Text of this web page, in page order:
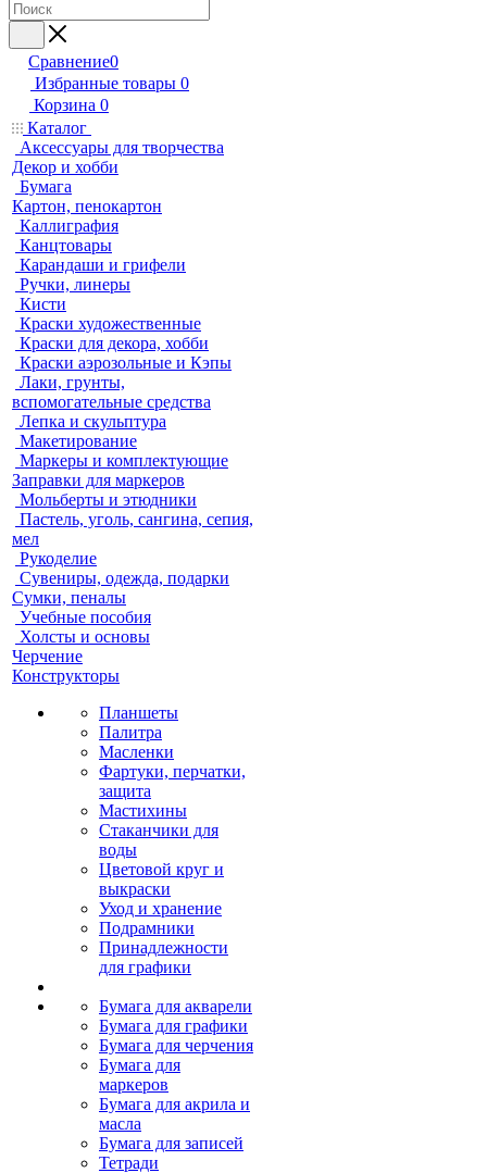
Сравнение0
Избранные товары 0
Корзина 0
Каталог
Аксессуары для творчества
Декор и хобби
Бумага
Картон, пенокартон
Каллиграфия
Канцтовары
Карандаши и грифели
Ручки, линеры
Кисти
Краски художественные
Краски для декора, хобби
Краски аэрозольные и Кэпы
Лаки, грунты,
вспомогательные средства
Лепка и скульптура
Макетирование
Маркеры и комплектующие
Заправки для маркеров
Мольберты и этюдники
Пастель, уголь, сангина, сепия,
мел
Рукоделие
Сувениры, одежда, подарки
Сумки, пеналы
Учебные пособия
Холсты и основы
Черчение
Конструкторы
Планшеты
Палитра
Масленки
Фартуки, перчатки,
защита
Мастихины
Стаканчики для
воды
Цветовой круг и
выкраски
Уход и хранение
Подрамники
Принадлежности
для графики
Бумага для акварели
Бумага для графики
Бумага для черчения
Бумага для
маркеров
Бумага для акрила и
масла
Бумага для записей
Тетради